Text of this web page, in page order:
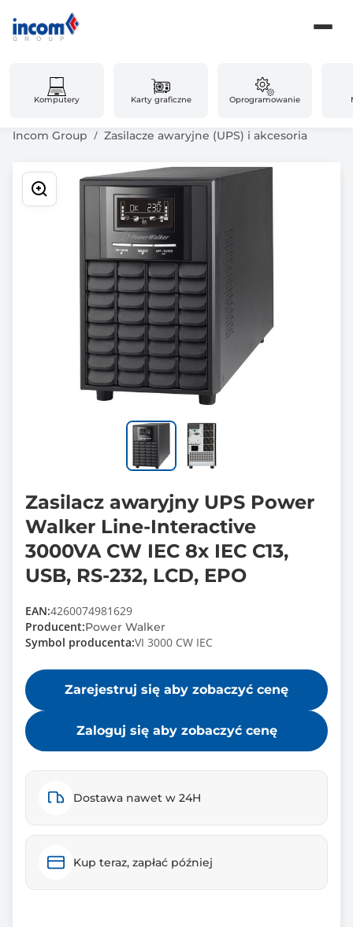
Komputery Karty graficzne Oprogramowanie
Incom Group Zasilacze awaryjne (UPS) i akcesoria
Zasilacz awaryjny UPS Power
Walker Line-Interactive
3000VA CW IEC 8x IEC C13,
USB, RS-232, LCD, EPO
EAN:4260074981629
Producent:Power Walker
Symbol producenta:VI 3000 CW IEC
Zarejestruj się aby zobaczyć cenę
Zaloguj się aby zobaczyć cenę
Dostawa nawet w 24H
Kup teraz, zapłać później